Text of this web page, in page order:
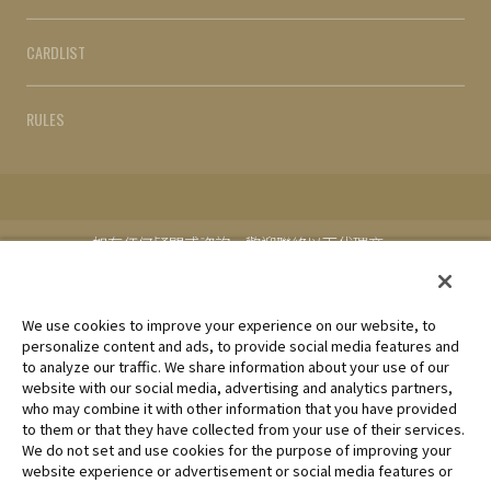
CARDLIST
RULES
如有任何疑問或咨詢，歡迎聯絡以下代理商。
未經許可，禁止使用、複製或複印此網站上的任何圖片、文本或數
據。
產品正在開發中，此網站上的圖片可能與實際產品不同。
*Apple、蘋果的logo為Apple Inc.於美國和其他國家地區所註冊之
We use cookies to improve your experience on our website, to
personalize content and ads, to provide social media features and
to analyze our traffic. We share information about your use of our
website with our social media, advertising and analytics partners,
who may combine it with other information that you have provided
to them or that they have collected from your use of their services.
We do not set and use cookies for the purpose of improving your
website experience or advertisement or social media features or